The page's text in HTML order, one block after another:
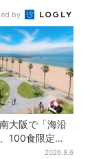
by
大阪で「海沿
100食限定
るまい＆キッ
2026.8.6